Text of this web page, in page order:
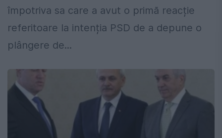
împotriva sa care a avut o primă reacție
referitoare la intenția PSD de a depune o
plângere de...